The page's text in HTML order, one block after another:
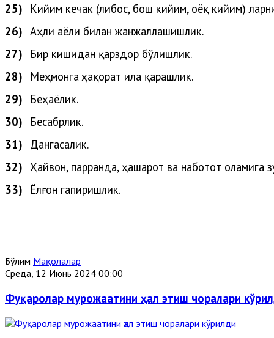
25)
Кийим кечак (либос, бош кийим, оёқ кийим)
26) Аҳли аёли билан жанжаллашишлик.
27)
Бир кишидан қарздор бўлишлик.
28)
Меҳмонгаҳақорат ила қарашлик.
29)
Беҳаёлик.
30)
Бесабрлик.
31) Дангасалик.
32) Ҳайвон, парранда,ҳашарот ва наботот оламига
33)
Ёлғон гапиришлик.
Бўлим Мақолалар
Среда, 12 Июнь 2024 00:00
Фуқаролар мурожаатини ҳал этиш чоралари